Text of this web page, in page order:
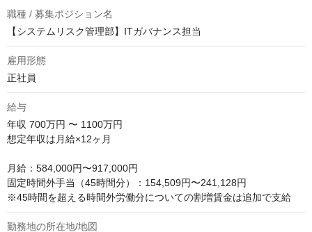
職種 / 募集ポジション名
【システムリスク管理部】ITガバナンス担当
雇用形態
正社員
給与
年収 700万円 〜 1100万円
想定年収は月給×12ヶ月
月給：584,000円〜917,000円
固定時間外手当（45時間分）：154,509円〜241,128円
※45時間を超える時間外労働分についての割増賃金は追加で支給
勤務地の所在地/地図